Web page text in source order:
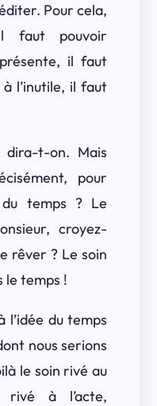
Pour cela,
faut pouvoir
présente, il faut
l’inutile, il faut
dira-t-on. Mais
pour
temps ? Le
croyez-
rêver ? Le soin
le temps !
l’idée du temps
nous serions
le soin rivé au
rivé à l’acte,